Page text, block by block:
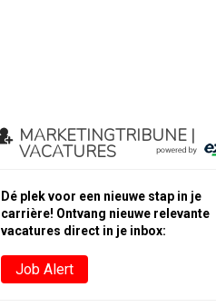
MARKETINGTRIBUNE |
VACATURES
Dé plek voor een nieuwe stap in je
carrière! Ontvang nieuwe relevante
vacatures direct in je inbox:
Job Alert